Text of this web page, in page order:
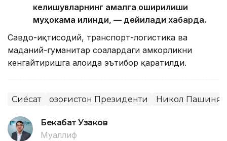
келишувларнинг амалга оширилиши
муҳокама қилинди, — дейилади хабарда.
Савдо-иқтисодий, транспорт-логистика ва
маданий-гуманитар соҳалардаги ҳамкорликни
кенгайтиришга алоҳида эътибор қаратилди.
Сиёсат Қозоғистон Президенти Никол Пашинян
Бекабат Узаков
Муаллиф